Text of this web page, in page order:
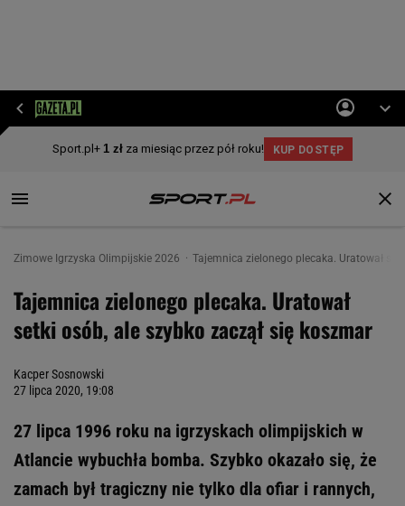
Zimowe Igrzyska Olimpijskie 2026 Tajemnica zielonego plecaka. Uratował
Tajemnica zielonego plecaka. Uratował
setki osób, ale szybko zaczął się koszmar
Kacper Sosnowski
27 lipca 2020, 19:08
27 lipca 1996 roku na igrzyskach olimpijskich w
Atlancie wybuchła bomba. Szybko okazało się, że
zamach był tragiczny nie tylko dla ofiar i rannych,